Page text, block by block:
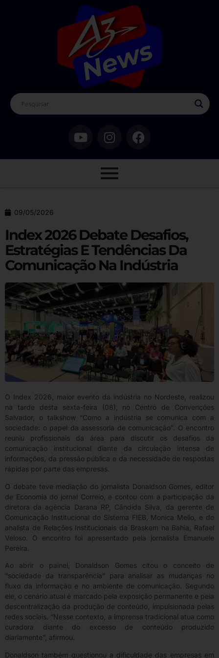
09/05/2026
Index 2026 Debate Desafios,
Estratégias E Tendências Da
Comunicação Na Indústria
O Index 2026, maior evento da indústria no Nordeste, realizou
na tarde desta sexta-feira (08), no Centro de Convenções
Salvador, o talkshow “Como a indústria se comunica com a
sociedade: o papel da assessoria de comunicação”. O encontro
reuniu profissionais da área para discutir os desafios da
comunicação institucional diante da circulação intensa de
informações, da pressão pública e da necessidade de respostas
rápidas por parte das empresas.
O debate teve mediação do jornalista Donaldson Gomes, editor
de Economia do jornal Correio, e contou com a participação da
diretora da agência Darana RP, Cândida Silva, da gerente de
Comunicação Institucional do Sistema FIEB, Monica Mello, e do
analista de Relações Institucionais da Braskem na Bahia, Rafael
Veloso. O encontro foi apresentado pela jornalista Emanuele
Pereira.
Ao abrir o painel, Donaldson Gomes citou o conceito de
“sociedade da transparência” para analisar as mudanças no
fluxo da informação e no ambiente de comunicação. Segundo
ele, o cenário atual é marcado pela exposição permanente e pela
descentralização da produção de conteúdo, impulsionada pelas
redes sociais. “Nesse contexto, a imprensa tradicional atua como
curadora diante do excesso de conteúdo produzido
diariamente”, afirmou.
Donaldson também questionou a dificuldade das empresas em